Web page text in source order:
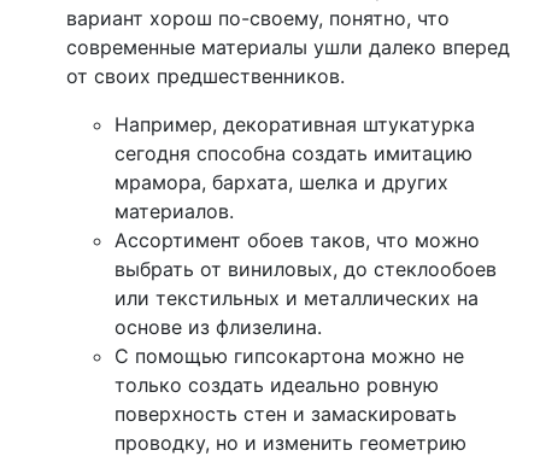
вариант хорош по-своему, понятно, что
современные материалы ушли далеко вперед
от своих предшественников.
Например, декоративная штукатурка
сегодня способна создать имитацию
мрамора, бархата, шелка и других
материалов.
Ассортимент обоев таков, что можно
выбрать от виниловых, до стеклообоев
или текстильных и металлических на
основе из флизелина.
С помощью гипсокартона можно не
только создать идеально ровную
поверхность стен и замаскировать
проводку, но и изменить геометрию